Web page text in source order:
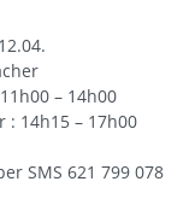
– 14h00
: 14h15 – 17h00
SMS 621 799 078